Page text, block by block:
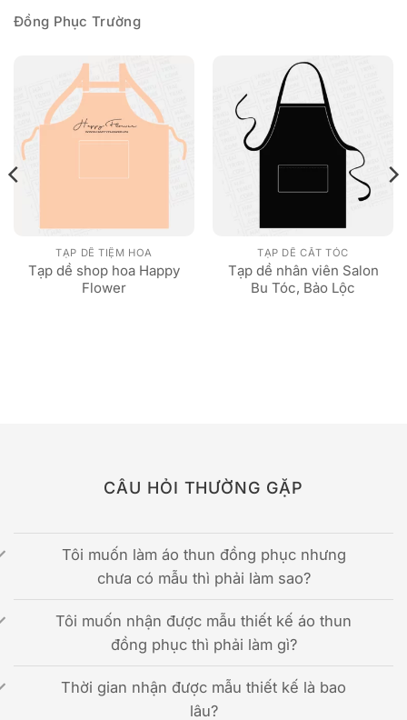
Đồng Phục Trường
TẠP DỀ TIỆM HOA
Tạp dề shop hoa Happy
Flower
TẠP DỀ CẮT TÓC
Tạp dề nhân viên Salon
Bu Tóc, Bảo Lộc
CÂU HỎI THƯỜNG GẶP
Tôi muốn làm áo thun đồng phục nhưng
chưa có mẫu thì phải làm sao?
Tôi muốn nhận được mẫu thiết kế áo thun
đồng phục thì phải làm gì?
Thời gian nhận được mẫu thiết kế là bao
lâu?